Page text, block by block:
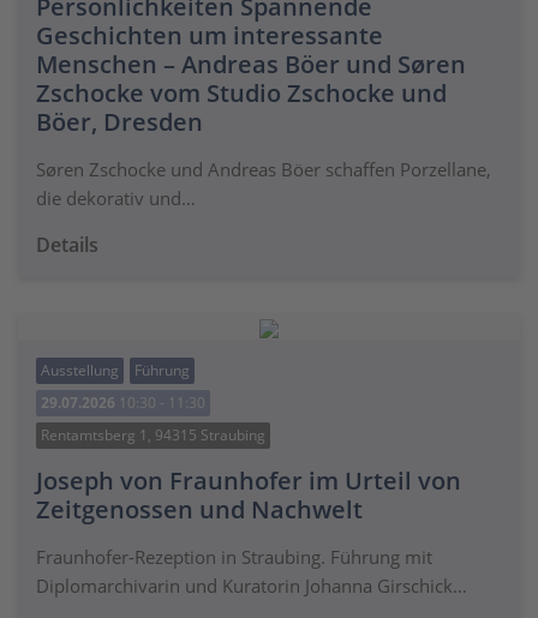
Persönlichkeiten Spannende
Geschichten um interessante
Menschen – Andreas Böer und Søren
Zschocke vom Studio Zschocke und
Böer, Dresden
Søren Zschocke und Andreas Böer schaffen Porzellane,
die dekorativ und…
Details
Ausstellung
Führung
29.07.2026 10:30 - 11:30
Rentamtsberg 1, 94315 Straubing
Joseph von Fraunhofer im Urteil von
Zeitgenossen und Nachwelt
Fraunhofer-Rezeption in Straubing. Führung mit
Diplomarchivarin und Kuratorin Johanna Girschick…